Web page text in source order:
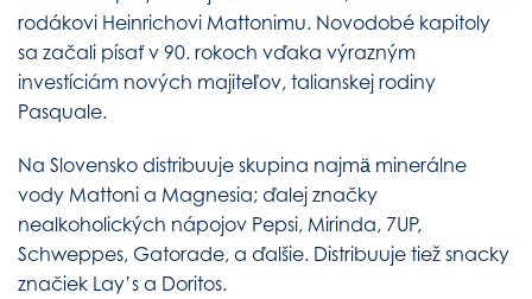
rodákovi Heinrichovi Mattonimu. Novodobé kapitoly
sa začali písať v 90. rokoch vďaka výrazným
investíciám nových majiteľov, talianskej rodiny
Pasquale.
Na Slovensko distribuuje skupina najmä minerálne
vody Mattoni a Magnesia; ďalej značky
nealkoholických nápojov Pepsi, Mirinda, 7UP,
Schweppes, Gatorade, a ďalšie. Distribuuje tiež snacky
značiek Lay’s a Doritos.